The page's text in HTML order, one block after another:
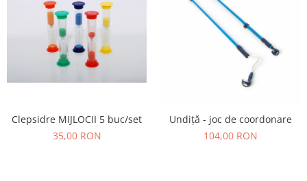
Mobilier gradinita
Montessori
Spații de joacă
Educatie inovativa
Anatomie
Dezvoltare timpurie
Experimente
Clepsidre MIJLOCII 5 buc/set
35,00 RON
Undiță - joc de coordonare
104,00 RON